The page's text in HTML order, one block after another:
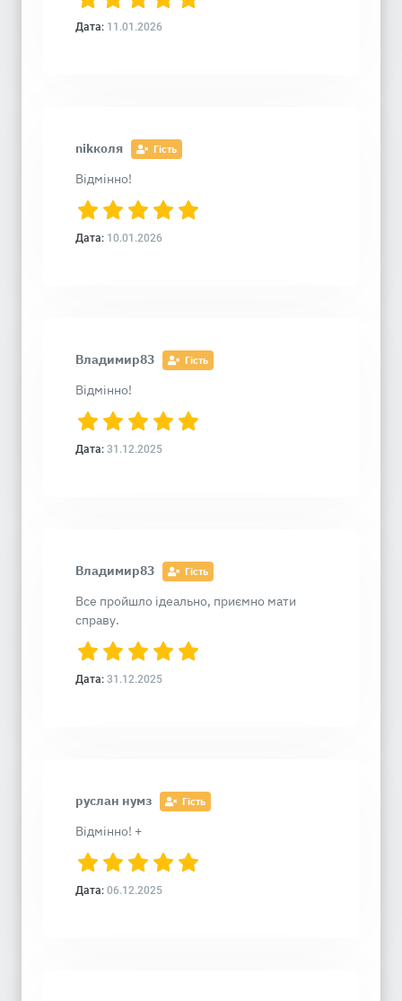
Дата: 11.01.2026
nikколя Гість
Відмінно!
Дата: 10.01.2026
Владимир83 Гість
Відмінно!
Дата: 31.12.2025
Владимир83 Гість
Все пройшло ідеально, приємно мати
справу.
Дата: 31.12.2025
руслан нумз Гість
Відмінно! +
Дата: 06.12.2025